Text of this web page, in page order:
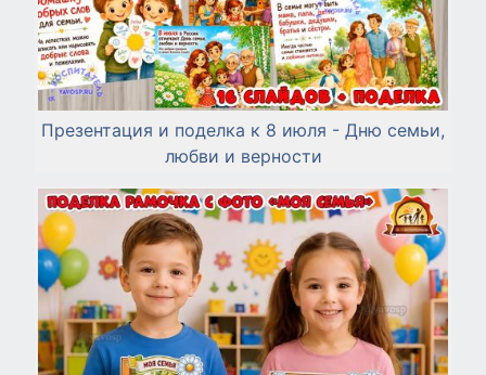
Презентация и поделка к 8 июля - Дню семьи,
любви и верности